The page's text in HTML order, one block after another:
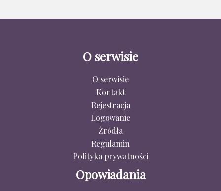
O serwisie
O serwisie
Kontakt
Rejestracja
Logowanie
Źródła
Regulamin
Polityka prywatności
Opowiadania